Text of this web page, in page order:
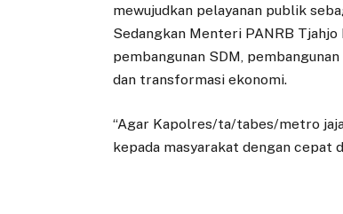
mewujudkan pelayanan publik
Sedangkan Menteri PANRB
pembangunan SDM,
dan transformasi ekonomi.
“Agar Kapolres/ta/tabes/metro
kepada masyarakat dengan cepat